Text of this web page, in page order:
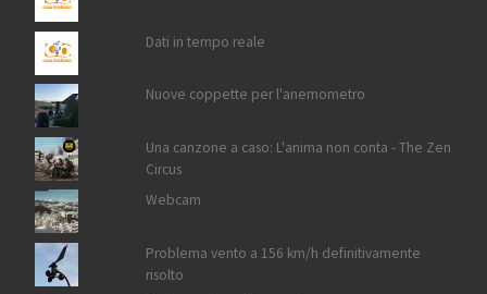
Dati in tempo reale
Nuove coppette per l'anemometro
Una canzone a caso: L'anima non conta - The Zen
Circus
Webcam
Problema vento a 156 km/h definitivamente
risolto